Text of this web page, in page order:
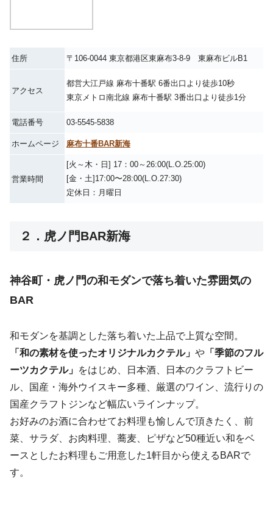
アクセス
電話番号 03-5545-5838
麻布十番BAR新海
営業時間
[火～木・日] 17：00～26:00(L.O.25:00)
２．虎ノ門BAR新海
BAR
和モダンを基調とした落ち着いた上品で上質な空間。
国産クラフトジンなど幅広いラインナップ。
お好みのお酒に合わせてお料理も愉しんで頂きたく、前
菜、サラダ、お肉料理、蕎麦、ピザなど50種近い和をベ
ースとしたお料理もご用意した1軒目から使えるBARで
す。